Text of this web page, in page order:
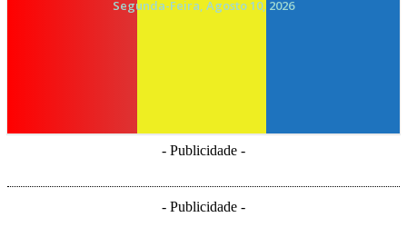
Segunda-Feira, Agosto 10, 2026
- Publicidade -
- Publicidade -